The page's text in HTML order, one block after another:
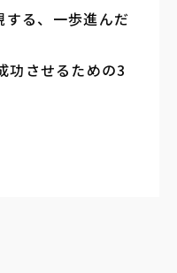
る、一歩進んだ
功させるための3